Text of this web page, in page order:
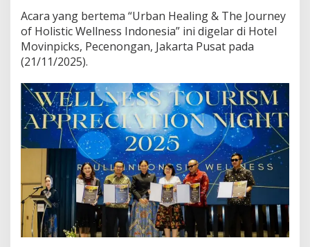
Acara yang bertema “Urban Healing & The Journey
of Holistic Wellness Indonesia” ini digelar di Hotel
Movinpicks, Pecenongan, Jakarta Pusat pada
(21/11/2025).